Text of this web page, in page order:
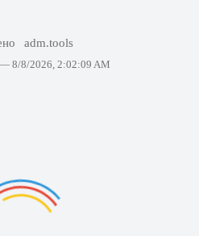
adm.tools
— 8/8/2026, 2:02:09 AM